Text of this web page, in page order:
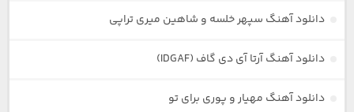
دانلود آهنگ سپهر خلسه و شاهین میری تراپی
دانلود آهنگ آرتا آی دی گاف (IDGAF)
دانلود آهنگ مهیار و پوری برای تو